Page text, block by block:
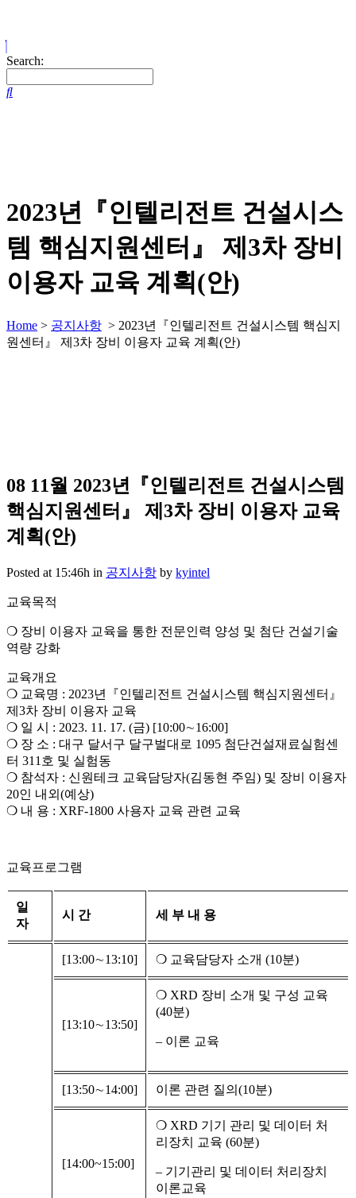
Search:
2023년『인텔리전트 건설시스
템 핵심지원센터』 제3차 장비
이용자 교육 계획(안)
Home > 공지사항 > 2023년『인텔리전트 건설시스템 핵심지
원센터』 제3차 장비 이용자 교육 계획(안)
08 11월 2023년『인텔리전트 건설시스템
핵심지원센터』 제3차 장비 이용자 교육
계획(안)
Posted at 15:46h in 공지사항 by kyintel
교육목적
❍ 장비 이용자 교육을 통한 전문인력 양성 및 첨단 건설기술
역량 강화
교육개요
❍ 교육명 : 2023년『인텔리전트 건설시스템 핵심지원센터』
제3차 장비 이용자 교육
❍ 일 시 : 2023. 11. 17. (금) [10:00∼16:00]
❍ 장 소 : 대구 달서구 달구벌대로 1095 첨단건설재료실험센
터 311호 및 실험동
❍ 참석자 : 신원테크 교육담당자(김동현 주임) 및 장비 이용자
20인 내외(예상)
❍ 내 용 : XRF-1800 사용자 교육 관련 교육
교육프로그램
일
자
시 간 세 부 내 용
[13:00∼13:10] ❍ 교육담당자 소개 (10분)
[13:10∼13:50]
❍ XRD 장비 소개 및 구성 교육
(40분)
– 이론 교육
[13:50∼14:00] 이론 관련 질의(10분)
[14:00~15:00]
❍ XRD 기기 관리 및 데이터 처
리장치 교육 (60분)
– 기기관리 및 데이터 처리장치
이론교육